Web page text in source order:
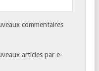
commentaires
articles par e-